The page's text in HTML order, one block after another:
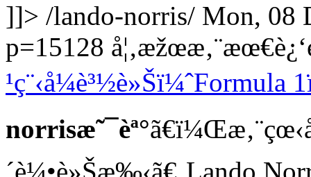
]]> /lando-norris/ Mon, 08
p=15128
norrisæ˜¯èª°